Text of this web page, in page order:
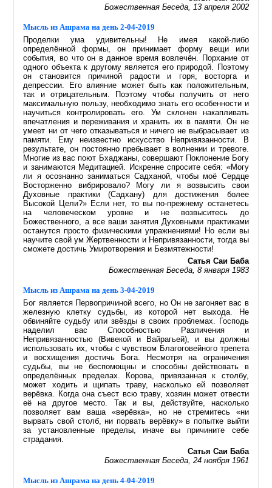
Божественная Беседа, 13 апреля 2002
Мысль из Ашрама на день 2-04-2019
Проделки ума удивительны! Не имея какой-либо
определённой формы, он принимает форму вещи или
события, во что он в данное время вовлечён. Порхание от
одного объекта к другому является его природой. Поэтому
он становится причиной радости и горя, восторга и
депрессии. Его влияние может быть как положительным,
так и отрицательным. Поэтому чтобы получить от него
максимальную пользу, необходимо знать его особенности и
научиться контролировать его. Ум склонен накапливать
впечатления и переживания и хранить их в памяти. Он не
умеет ни от чего отказываться и ничего не выбрасывает из
памяти. Ему неизвестно искусство Непривязанности. В
результате, он постоянно пребывает в волнении и тревоге.
Многие из вас поют Бхаджаны, совершают Поклонение Богу
и занимаются Медитацией. Искренне спросите себя: «Могу
ли я осознанно заниматься Садханой, чтобы моё Сердце
Восторженно вибрировало? Могу ли я возвысить свои
Духовные практики (Садхану) для достижения более
Высокой Цели?» Если нет, то вы по-прежнему останетесь
на человеческом уровне и не возвыситесь до
Божественного, а все ваши занятия Духовными практиками
останутся просто физическими упражнениями! Но если вы
научите свой ум Жертвенности и Непривязанности, тогда вы
сможете достичь Умиротворения и Безмятежности!
Сатья Саи Баба
Божественная Беседа, 8 января 1983
Мысль из Ашрама на день 3-04-2019
Бог является Первопричиной всего, но Он не загоняет вас в
железную клетку судьбы, из которой нет выхода. Не
обвиняйте судьбу или звёзды в своих проблемах. Господь
наделил вас Способностью Различения и
Непривязанностью (Вивекой и Вайрагьей), и вы должны
использовать их, чтобы с чувством Благоговейного трепета
и восхищения достичь Бога. Несмотря на ограничения
судьбы, вы не беспомощны и способны действовать в
определённых пределах. Корова, привязанная к столбу,
может ходить и щипать траву, насколько ей позволяет
верёвка. Когда она съест всю траву, хозяин может отвести
её на другое место. Так и вы, действуйте, насколько
позволяет вам ваша «верёвка», но не стремитесь «ни
вырвать свой столб, ни порвать верёвку» в попытке выйти
за установленные пределы, иначе вы причините себе
страдания.
Сатья Саи Баба
Божественная Беседа, 24 ноября 1961
Мысль из Ашрама на день 4-04-2019